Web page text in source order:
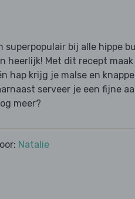
superpopulair bij alle hippe
heerlijk! Met dit recept
hap krijg je malse en
serveer je een fijne
meer?
Natalie